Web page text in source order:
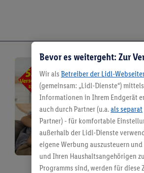
Bevor es weitergeht: Zur
Wir als Betreiber der Lidl-
(gemeinsam: „Lidl-Dienste“)
Informationen in Ihrem Endgerät
auch durch Partner (u.a.als separat
Partner) - für komfortable
außerhalb der Lidl-Dienste
eigene Werbung auszusteuern
und Ihren Haushaltsangehörigen
Programms sind, werden für diese